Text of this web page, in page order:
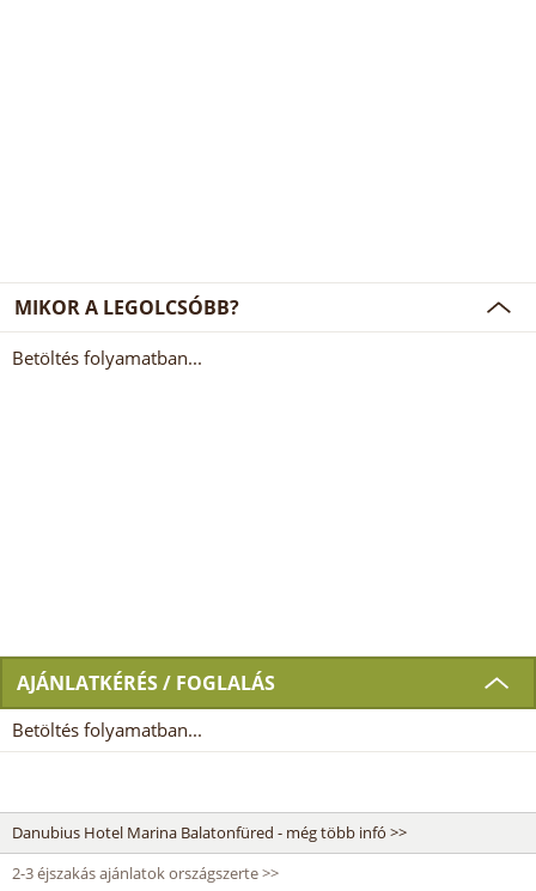
MIKOR A LEGOLCSÓBB?
Betöltés folyamatban...
AJÁNLATKÉRÉS / FOGLALÁS
Betöltés folyamatban...
Danubius Hotel Marina Balatonfüred - még több infó >>
2-3 éjszakás ajánlatok országszerte >>